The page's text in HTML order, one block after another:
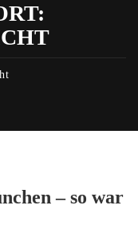
– so war